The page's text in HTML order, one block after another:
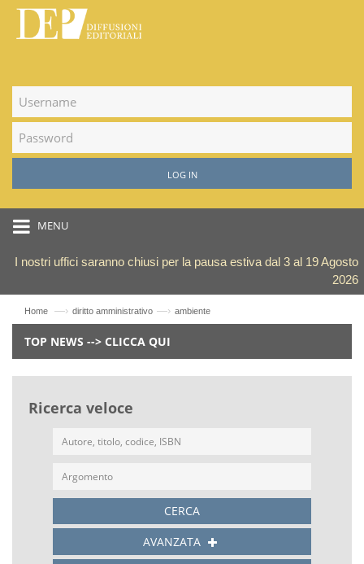
LOG IN
MENU
I nostri uffici saranno chiusi per la pausa estiva dal 3 al 19 Agosto
2026
Home —› diritto amministrativo —› ambiente
TOP NEWS --> CLICCA QUI
Ricerca veloce
CERCA
AVANZATA